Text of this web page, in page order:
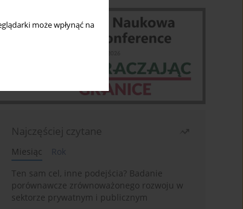
może wpłynąć na
Najczęściej czytane
Miesiąc
Rok
Ten sam cel, inne podejścia? Badanie
porównawcze zrównoważonego rozwoju w
sektorze prywatnym i publicznym